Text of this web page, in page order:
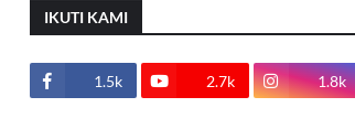
IKUTI KAMI
1.5k 2.7k 1.8k